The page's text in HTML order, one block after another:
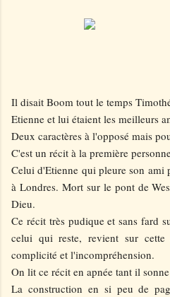
Il disait Boom tout le temps
Etienne et lui étaient les meilleurs
Deux caractères à l'opposé mais
C'est un récit à la première
Celui d'Etienne qui pleure son ami
à Londres. Mort sur le pont de
Dieu.
Ce récit très pudique et sans fard
celui qui reste, revient sur
complicité et l'incompréhension.
On lit ce récit en apnée tant il
La construction en si peu de